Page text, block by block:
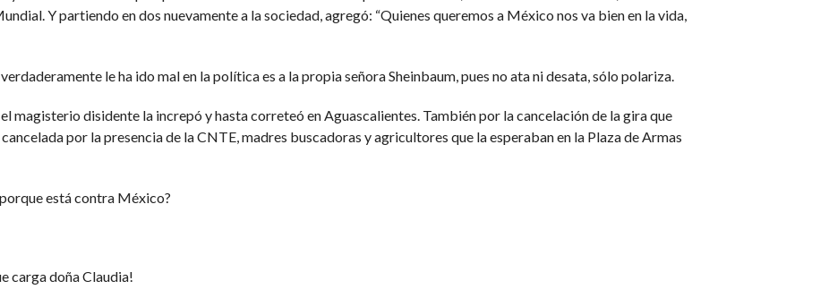
Y partiendo en dos nuevamente a la sociedad, agregó: “Quienes queremos a México nos va bien en la vida,
le ha ido mal en la política es a la propia señora Sheinbaum, pues no ata ni desata, sólo polariza.
magisterio disidente la increpó y hasta correteó en Aguascalientes. También por la cancelación de la gira que
por la presencia de la CNTE, madres buscadoras y agricultores que la esperaban en la Plaza de Armas
está contra México?
carga doña Claudia!